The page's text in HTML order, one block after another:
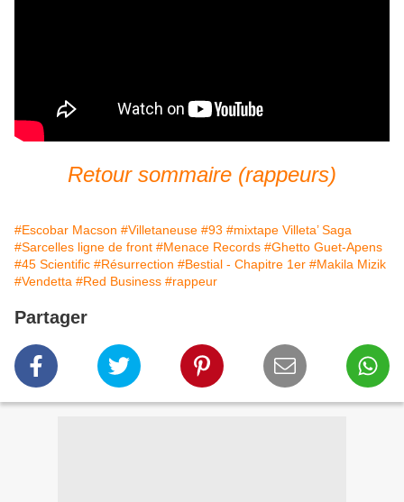
Retour sommaire (rappeurs)
#Escobar Macson #Villetaneuse #93 #mixtape Villeta’ Saga
#Sarcelles ligne de front #Menace Records #Ghetto Guet-Apens
#45 Scientific #Résurrection #Bestial - Chapitre 1er #Makila Mizik
#Vendetta #Red Business #rappeur
Partager